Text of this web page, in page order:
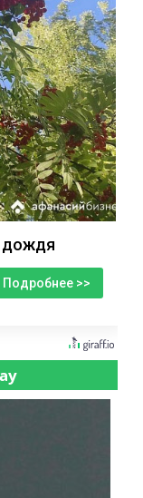
дождя
Подробнее >>